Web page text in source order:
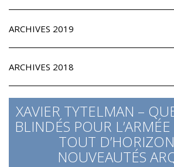
ARCHIVES 2019
ARCHIVES 2018
XAVIER TYTELMAN –
BLINDÉS POUR
TOUT
NOUVEAUTÉS